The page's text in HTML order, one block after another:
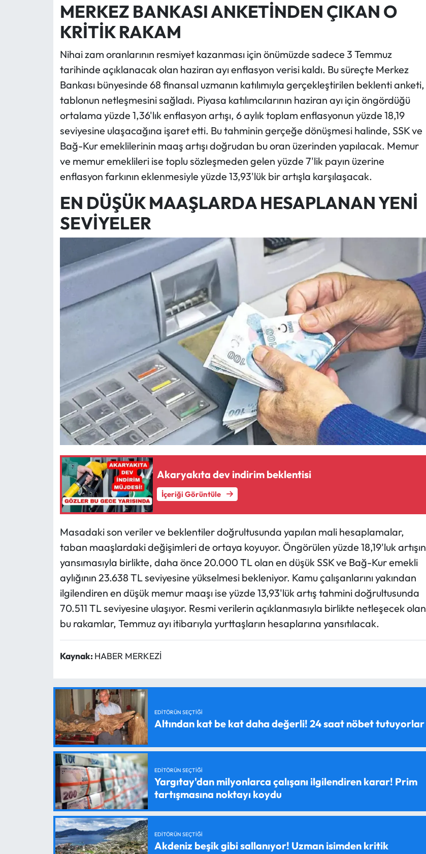
MERKEZ BANKASI ANKETİNDEN ÇIKAN O
KRİTİK RAKAM
Nihai zam oranlarının resmiyet kazanması için önümüzde sadece 3 Temmuz
tarihinde açıklanacak olan haziran ayı enflasyon verisi kaldı. Bu süreçte Merkez
Bankası bünyesinde 68 finansal uzmanın katılımıyla gerçekleştirilen beklenti anketi,
tablonun netleşmesini sağladı. Piyasa katılımcılarının haziran ayı için öngördüğü
ortalama yüzde 1,36'lık enflasyon artışı, 6 aylık toplam enflasyonun yüzde 18,19
seviyesine ulaşacağına işaret etti. Bu tahminin gerçeğe dönüşmesi halinde, SSK ve
Bağ-Kur emeklilerinin maaş artışı doğrudan bu oran üzerinden yapılacak. Memur
ve memur emeklileri ise toplu sözleşmeden gelen yüzde 7'lik payın üzerine
enflasyon farkının eklenmesiyle yüzde 13,93'lük bir artışla karşılaşacak.
EN DÜŞÜK MAAŞLARDA HESAPLANAN YENİ
SEVİYELER
Akaryakıta dev indirim beklentisi
İçeriği Görüntüle
Masadaki son veriler ve beklentiler doğrultusunda yapılan mali hesaplamalar,
taban maaşlardaki değişimleri de ortaya koyuyor. Öngörülen yüzde 18,19'luk artışın
yansımasıyla birlikte, daha önce 20.000 TL olan en düşük SSK ve Bağ-Kur emekli
aylığının 23.638 TL seviyesine yükselmesi bekleniyor. Kamu çalışanlarını yakından
ilgilendiren en düşük memur maaşı ise yüzde 13,93'lük artış tahmini doğrultusunda
70.511 TL seviyesine ulaşıyor. Resmi verilerin açıklanmasıyla birlikte netleşecek olan
bu rakamlar, Temmuz ayı itibarıyla yurttaşların hesaplarına yansıtılacak.
Kaynak: HABER MERKEZİ
EDITÖRÜN SEÇTIĞI
Altından kat be kat daha değerli! 24 saat nöbet tutuyorlar
EDITÖRÜN SEÇTIĞI
Yargıtay'dan milyonlarca çalışanı ilgilendiren karar! Prim
tartışmasına noktayı koydu
EDITÖRÜN SEÇTIĞI
Akdeniz beşik gibi sallanıyor! Uzman isimden kritik